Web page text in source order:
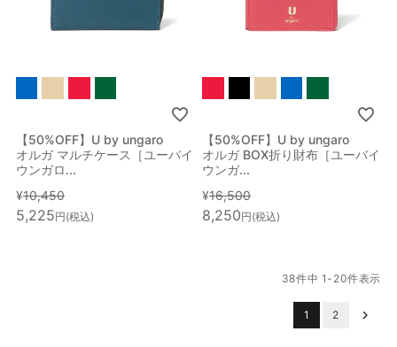
【50%OFF】U by ungaro
オルガ マルチケース［ユーバイ
ウンガロ...
¥10,450
5,225 税込
【50%OFF】U by ungaro
オルガ BOX折り財布［ユーバイ
ウンガ...
¥16,500
8,250 税込
38件中 1 - 20件表示
1 2